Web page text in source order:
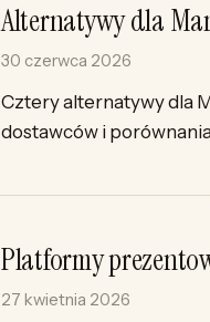
Alternatywy dla
30 czerwca 2026
Cztery alternatywy dla
dostawców i
Platformy
27 kwietnia 2026